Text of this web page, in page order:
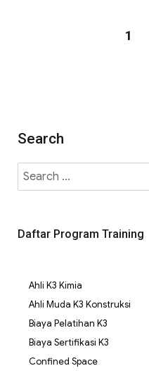
1
Search
Daftar Program Training
Ahli K3 Kimia
Ahli Muda K3 Konstruksi
Biaya Pelatihan K3
Biaya Sertifikasi K3
Confined Space